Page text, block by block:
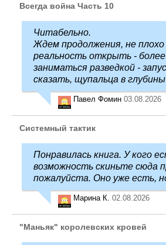
Всегда война Часть 10
Читабельно.
Ждем продолжения, не
реальность открыть -
заниматься разведкой -
сказать, щупальца в глубины
Павел Фомин 03.08.2026
Системный тактик
Понравилась книга. У кого
возможность скиньте сюда
пожалуйста. Оно уже есть,
Марина К. 02.08.2026
"Маньяк" королевских кровей